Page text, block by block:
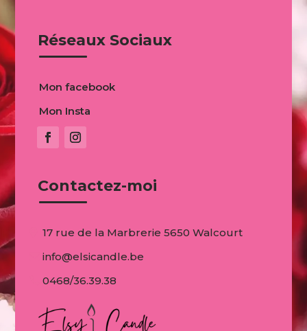
Réseaux Sociaux
Mon facebook
Mon Insta
Contactez-moi
17 rue de la Marbrerie 5650 Walcourt
info@elsicandle.be
0468/36.39.38